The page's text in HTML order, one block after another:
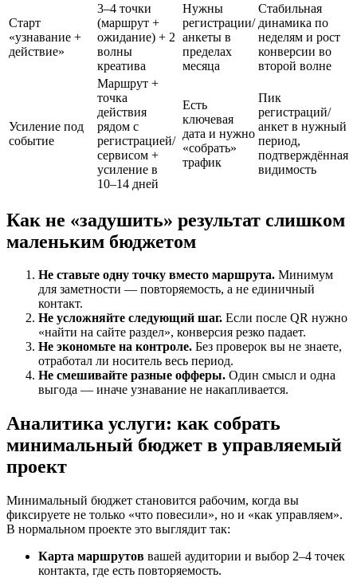
Старт
«узнавание +
действие»
3–4 точки
(маршрут +
ожидание) + 2
волны
креатива
Нужны
регистрации/
анкеты в
пределах
месяца
Стабильная
динамика по
неделям и рост
конверсии во
второй волне
Усиление под
событие
Маршрут +
точка
действия
рядом с
регистрацией/
сервисом +
усиление в
10–14 дней
Есть
ключевая
дата и нужно
«собрать»
трафик
Пик
регистраций/
анкет в нужный
период,
подтверждённая
видимость
Как не «задушить» результат слишком
маленьким бюджетом
Не ставьте одну точку вместо маршрута. Минимум
для заметности — повторяемость, а не единичный
контакт.
Не усложняйте следующий шаг. Если после QR нужно
«найти на сайте раздел», конверсия резко падает.
Не экономьте на контроле. Без проверок вы не знаете,
отработал ли носитель весь период.
Не смешивайте разные офферы. Один смысл и одна
выгода — иначе узнавание не накапливается.
Аналитика услуги: как собрать
минимальный бюджет в управляемый
проект
Минимальный бюджет становится рабочим, когда вы
фиксируете не только «что повесили», но и «как управляем».
В нормальном проекте это выглядит так:
Карта маршрутов вашей аудитории и выбор 2–4 точек
контакта, где есть повторяемость.